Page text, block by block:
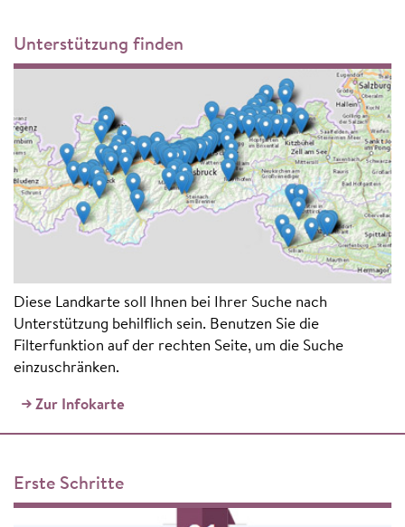
Unterstützung finden
Diese Landkarte soll Ihnen bei Ihrer Suche nach
Unterstützung behilflich sein. Benutzen Sie die
Filterfunktion auf der rechten Seite, um die Suche
einzuschränken.
Zur Infokarte
Erste Schritte